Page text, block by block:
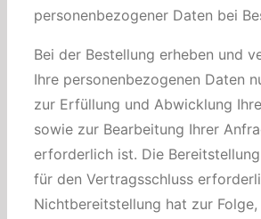
personenbezogener Daten bei
Bei der Bestellung erheben und
Ihre personenbezogenen Daten
zur Erfüllung und Abwicklung
sowie zur Bearbeitung Ihrer
erforderlich ist. Die
für den Vertragsschluss
Nichtbereitstellung hat zur Folge,